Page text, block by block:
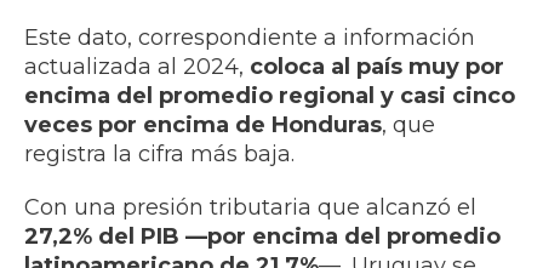
Este dato, correspondiente a información
actualizada al 2024, coloca al país muy por
encima del promedio regional y casi cinco
veces por encima de Honduras, que
registra la cifra más baja.
Con una presión tributaria que alcanzó el
27,2% del PIB —por encima del promedio